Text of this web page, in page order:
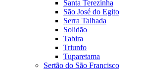
Santa Terezinha
São José do Egito
Serra Talhada
Solidão
Tabira
Triunfo
Tuparetama
Sertão do São Francisco